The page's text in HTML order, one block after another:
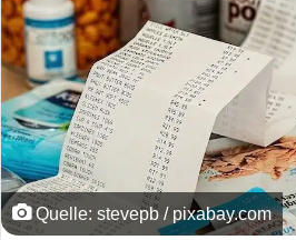
Quelle: stevepb / pixabay.com